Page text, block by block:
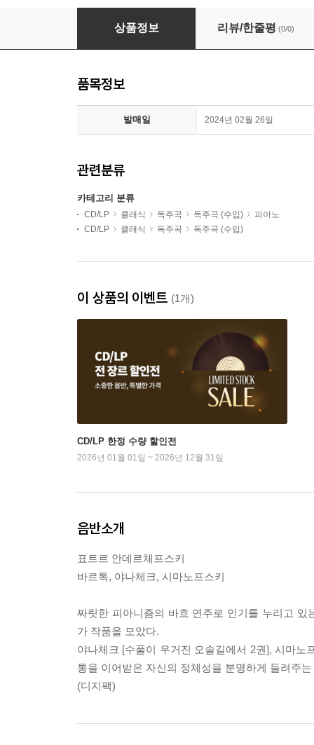
Piotr Anderszewski 바르톡: 바가텔 / 야나체
상품정보 리뷰/한줄평 (0/0)
품목정보
발매일 2024년 02월 26일
관련분류
카테고리 분류
CD/LP 클래식 독주곡 독주곡 (수입)
피아노
CD/LP
클래식 독주곡 독주곡 (수입)
이 상품의 이벤트 (1개)
CD/LP 한정 수량 할인전
2026년 01월 01일 ~ 2026년 12월 31일
음반소개
표트르 안데르체프스키
바르톡, 야나체크, 시마노프스키
짜릿한 피아니즘의 바흐 연주로 인기를 누리고
가 작품을 모았다.
야나체크 [수풀이 우거진 오솔길에서 2권], 시마노
통을 이어받은 자신의 정체성을 분명하게 들려주
(디지팩)